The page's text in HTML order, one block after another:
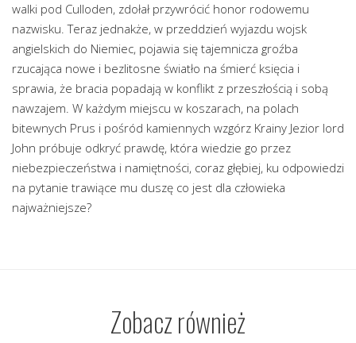
walki pod Culloden, zdołał przywrócić honor rodowemu
nazwisku. Teraz jednakże, w przeddzień wyjazdu wojsk
angielskich do Niemiec, pojawia się tajemnicza groźba
rzucająca nowe i bezlitosne światło na śmierć księcia i
sprawia, że bracia popadają w konflikt z przeszłością i sobą
nawzajem. W każdym miejscu w koszarach, na polach
bitewnych Prus i pośród kamiennych wzgórz Krainy Jezior lord
John próbuje odkryć prawdę, która wiedzie go przez
niebezpieczeństwa i namiętności, coraz głębiej, ku odpowiedzi
na pytanie trawiące mu duszę co jest dla człowieka
najważniejsze?
Zobacz również